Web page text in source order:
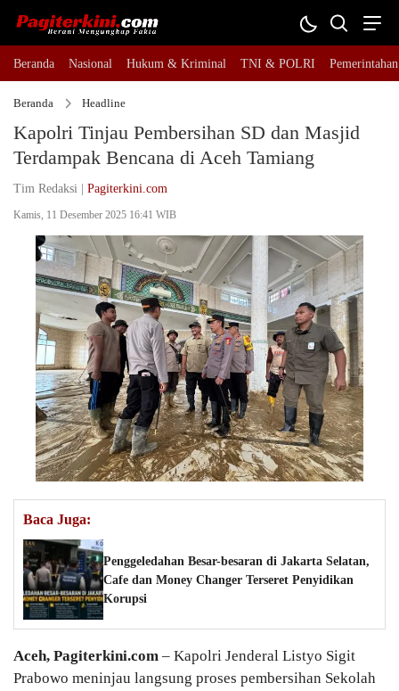
Beranda Nasional Hukum & Kriminal TNI & POLRI Pemerintahan
Beranda Headline
Kapolri Tinjau Pembersihan SD dan Masjid
Terdampak Bencana di Aceh Tamiang
Tim Redaksi | Pagiterkini.com
Kamis, 11 Desember 2025 16:41 WIB
Baca Juga:
Penggeledahan Besar-besaran di Jakarta Selatan,
Cafe dan Money Changer Terseret Penyidikan
Korupsi
Aceh, Pagiterkini.com – Kapolri Jenderal Listyo Sigit
Prabowo meninjau langsung proses pembersihan Sekolah